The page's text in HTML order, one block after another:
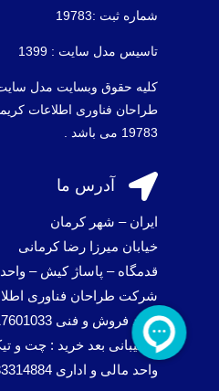
شماره ثبت :19783
تاسیس مدل سایت : 1399
کلیه حقوق وبسایت مدل
طراحان فناوری اطلاعات
19783 می باشد .
 آدرس ما
ایران – شهر کرمان
خیابان میرزا رضا کرمانی
قدمگاه – پاساژ کیش – واحد
شرکت طراحان فناوری
واحد فروش و فنی 09017601033
پشتیبانی بعد خرید : چت و
واحد مالی و اداری 03433314884